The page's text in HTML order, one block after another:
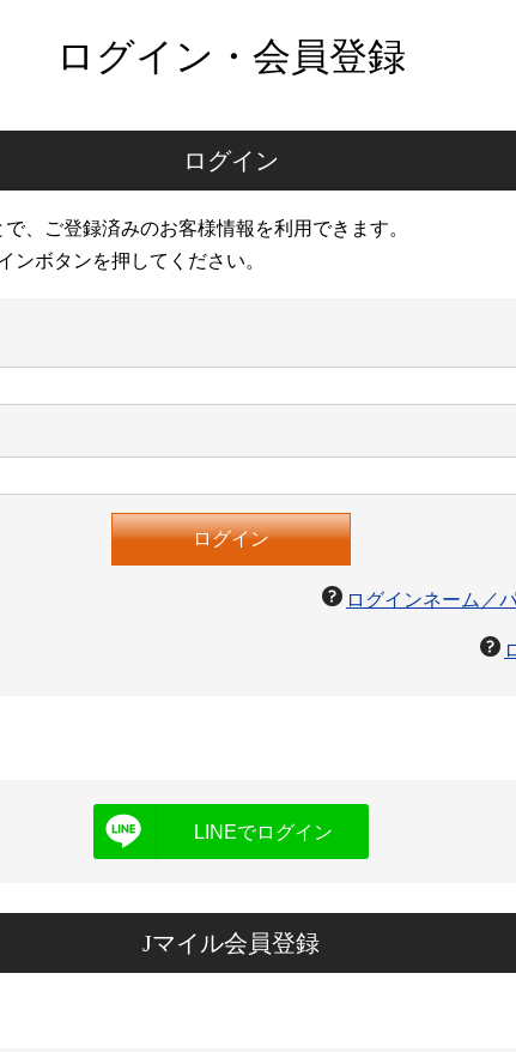
ログイン・会員登録
ログイン
、ご登録済みのお客様情報を利用できます。
ンボタンを押してください。
ログインネーム／
LINEでログイン
Jマイル会員登録